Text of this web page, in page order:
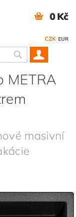
CZK EUR
0 Kč
METRA
masivní